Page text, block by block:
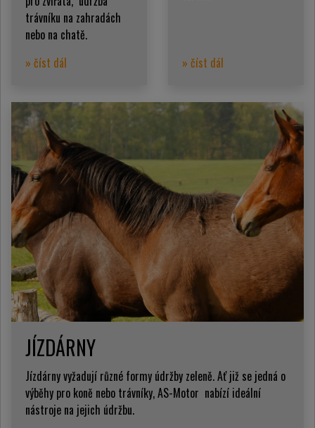
trávníku na zahradách
nebo na chatě.
» číst dál
» číst dál
JÍZDÁRNY
Jízdárny vyžadují různé formy údržby zeleně. Ať již se jedná o
výběhy pro koně nebo trávníky, AS-Motor nabízí ideální
nástroje na jejich údržbu.